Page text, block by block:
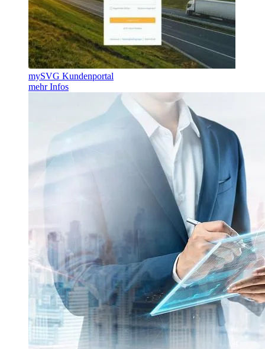
mySVG Kundenportal
mehr Infos